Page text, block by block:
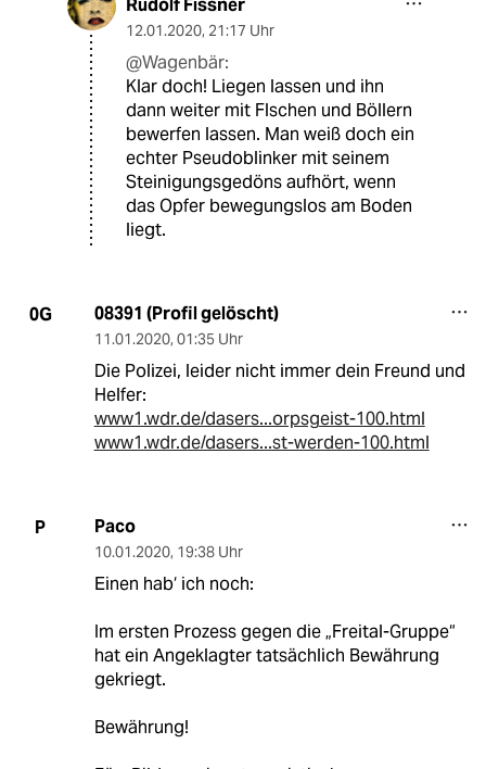
Rudolf Fissner
12.01.2020, 21:17 Uhr
@Wagenbär:
Klar doch! Liegen lassen und ihn
dann weiter mit Flschen und Böllern
bewerfen lassen. Man weiß doch ein
echter Pseudoblinker mit seinem
Steinigungsgedöns aufhört, wenn
das Opfer bewegungslos am Boden
liegt.
0G 08391 (Profil gelöscht)
11.01.2020, 01:35 Uhr
Die Polizei, leider nicht immer dein Freund und
Helfer:
www1.wdr.de/dasers...orpsgeist-100.html
www1.wdr.de/dasers...st-werden-100.html
P Paco
10.01.2020, 19:38 Uhr
Einen hab‘ ich noch:
Im ersten Prozess gegen die „Freital-Gruppe“
hat ein Angeklagter tatsächlich Bewährung
gekriegt.
Bewährung!